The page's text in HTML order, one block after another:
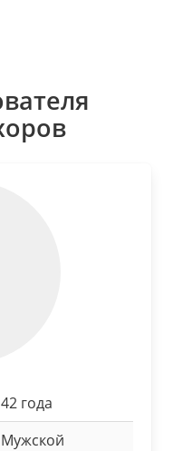
42 года
Мужской